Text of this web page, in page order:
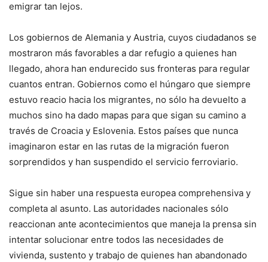
emigrar tan lejos.
Los gobiernos de Alemania y Austria, cuyos ciudadanos se
mostraron más favorables a dar refugio a quienes han
llegado, ahora han endurecido sus fronteras para regular
cuantos entran. Gobiernos como el húngaro que siempre
estuvo reacio hacia los migrantes, no sólo ha devuelto a
muchos sino ha dado mapas para que sigan su camino a
través de Croacia y Eslovenia. Estos países que nunca
imaginaron estar en las rutas de la migración fueron
sorprendidos y han suspendido el servicio ferroviario.
Sigue sin haber una respuesta europea comprehensiva y
completa al asunto. Las autoridades nacionales sólo
reaccionan ante acontecimientos que maneja la prensa sin
intentar solucionar entre todos las necesidades de
vivienda, sustento y trabajo de quienes han abandonado